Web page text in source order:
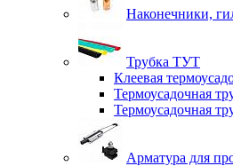
Наконечники,
Трубка ТУТ
Клеевая
Термоусадочная
Термоусадочная
Арматура для